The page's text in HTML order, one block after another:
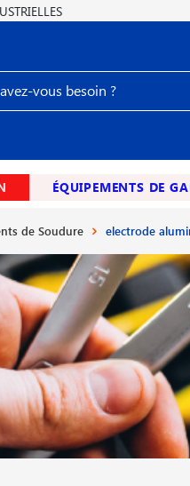
ÉQUIPEMENTS DE
de Soudure electrode